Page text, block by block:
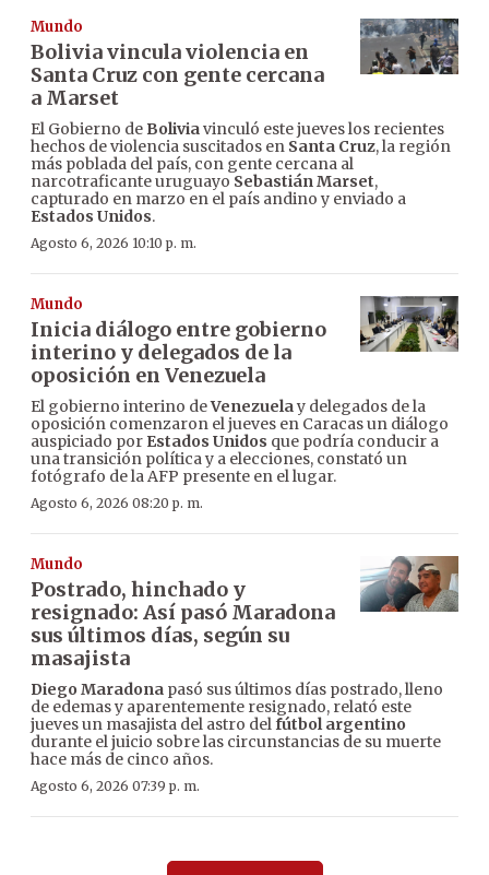
Mundo
Bolivia vincula violencia en
Santa Cruz con gente cercana
a Marset
El Gobierno de Boliviavinculó este jueves los recientes
hechos de violencia suscitados en Santa Cruz, la región
más poblada del país, con gente cercana al
narcotraficante uruguayo Sebastián Marset,
capturado en marzo en el país andino y enviado a
Estados Unidos.
Agosto 6, 2026 10:10 p. m.
Mundo
Inicia diálogo entre gobierno
interino y delegados de la
oposición en Venezuela
El gobierno interino deVenezuelay delegados de la
oposición comenzaron el jueves en Caracas un diálogo
auspiciado por Estados Unidos que podría conducir a
una transición política y a elecciones, constató un
fotógrafo de la AFP presente en el lugar.
Agosto 6, 2026 08:20 p. m.
Mundo
Postrado, hinchado y
resignado: Así pasó Maradona
sus últimos días, según su
masajista
Diego Maradona pasó sus últimos días postrado, lleno
de edemas y aparentemente resignado, relató este
jueves un masajista del astro delfútbol argentino
durante el juicio sobre las circunstancias de su muerte
hace más de cinco años.
Agosto 6, 2026 07:39 p. m.